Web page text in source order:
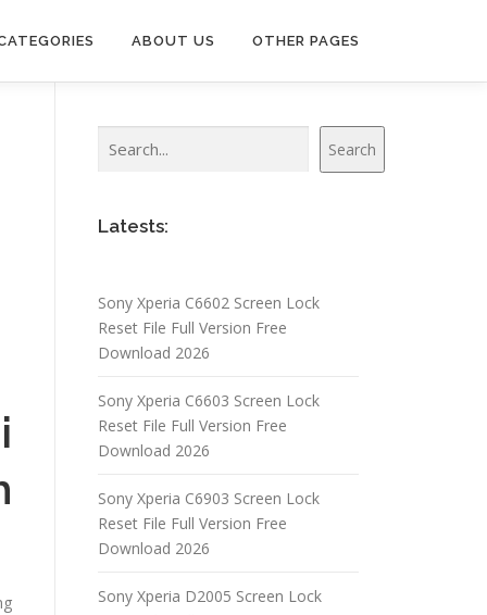
ABOUT US OTHER PAGES
Search
Latests:
Sony Xperia C6602 Screen Lock
Reset File Full Version Free
Download 2026
Sony Xperia C6603 Screen Lock
Reset File Full Version Free
Download 2026
Sony Xperia C6903 Screen Lock
Reset File Full Version Free
Download 2026
Sony Xperia D2005 Screen Lock